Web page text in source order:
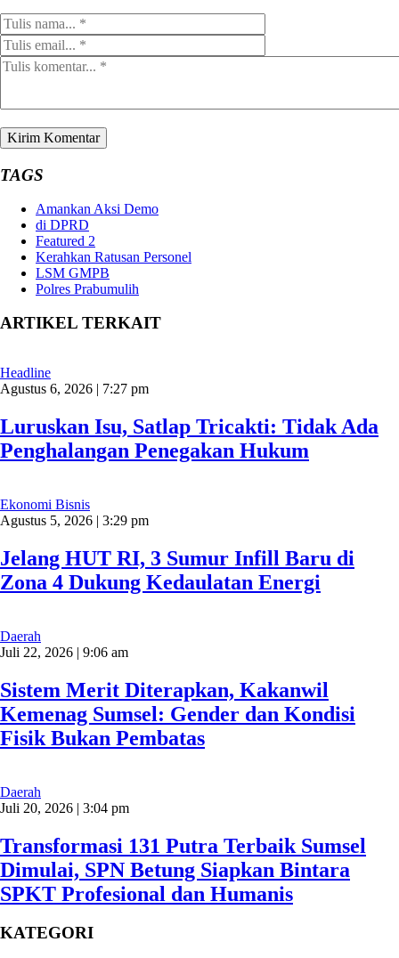
TAGS
Amankan Aksi Demo
di DPRD
Featured 2
Kerahkan Ratusan Personel
LSM GMPB
Polres Prabumulih
ARTIKEL TERKAIT
Headline
Agustus 6, 2026 | 7:27 pm
Luruskan Isu, Satlap Tricakti: Tidak Ada
Penghalangan Penegakan Hukum
Ekonomi Bisnis
Agustus 5, 2026 | 3:29 pm
Jelang HUT RI, 3 Sumur Infill Baru di
Zona 4 Dukung Kedaulatan Energi
Daerah
Juli 22, 2026 | 9:06 am
Sistem Merit Diterapkan, Kakanwil
Kemenag Sumsel: Gender dan Kondisi
Fisik Bukan Pembatas
Daerah
Juli 20, 2026 | 3:04 pm
Transformasi 131 Putra Terbaik Sumsel
Dimulai, SPN Betung Siapkan Bintara
SPKT Profesional dan Humanis
KATEGORI